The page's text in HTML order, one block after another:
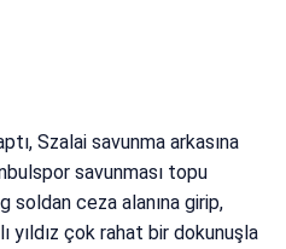
Szalai savunma arkasına
savunması topu
soldan ceza alanına girip,
yıldız çok rahat bir dokunuşla